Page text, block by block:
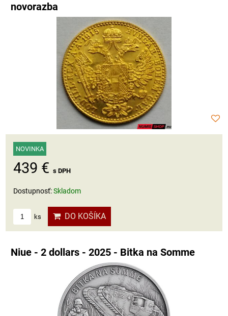
novorazba
NOVINKA
439 € s DPH
Dostupnosť:Skladom
ks DO KOŠÍKA
Niue - 2 dollars - 2025 - Bitka na Somme